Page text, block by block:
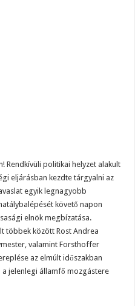
Rendkívüli politikai helyzet alakult
eljárásban kezdte tárgyalni az
egyik legnagyobb
követő napon
elnök megbízatása.
többek között Rost Andrea
valamint Forsthoffer
az elmúlt időszakban
jelenlegi államfő mozgástere